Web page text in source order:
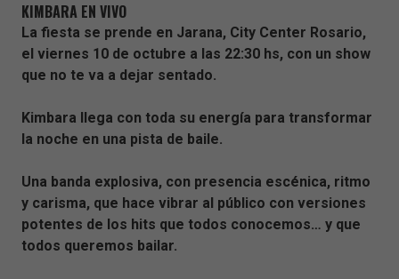
KIMBARA EN VIVO
La fiesta se prende en Jarana, City Center Rosario,
el viernes 10 de octubre a las 22:30 hs, con un show
que no te va a dejar sentado.
Kimbara llega con toda su energía para transformar
la noche en una pista de baile.
Una banda explosiva, con presencia escénica, ritmo
y carisma, que hace vibrar al público con versiones
potentes de los hits que todos conocemos… y que
todos queremos bailar.